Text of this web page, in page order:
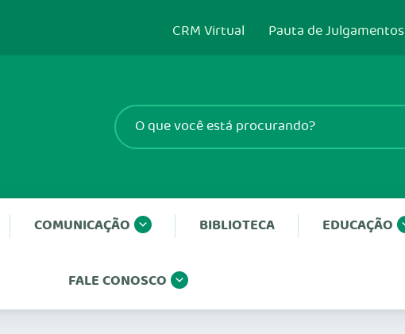
CRM Virtual Pauta de Julgamentos
COMUNICAÇÃO BIBLIOTECA EDUCAÇÃO
FALE CONOSCO